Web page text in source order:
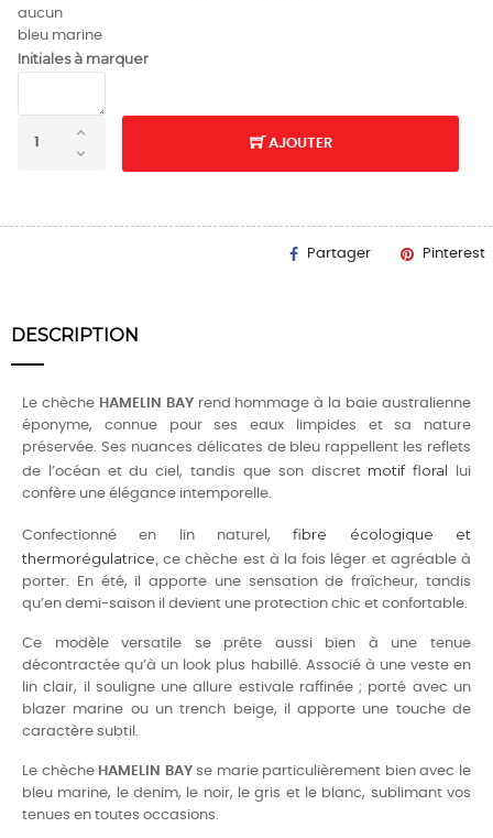
aucun
bleu marine
Initiales à marquer
AJOUTER
Partager Pinterest
DESCRIPTION
Le chèche HAMELIN BAYrend hommage à la baie australienne
éponyme, connue pour ses eaux limpides et sa nature
préservée. Ses nuances délicates de bleu rappellent les reflets
de l’océan et du ciel, tandis que son discret motif floral lui
confère une élégance intemporelle.
Confectionné en lin naturel,fibre écologique et
thermorégulatrice,
ce chèche est à la fois léger et agréable à
porter. En été, il apporte une sensation de fraîcheur, tandis
qu’en demi-saison il devient une protection chic et confortable.
Ce modèle versatile se prête aussi bien à une tenue
décontractée qu’à un look plus habillé. Associé à une veste en
lin clair, il souligne une allure estivale raffinée ; porté avec un
blazer marine ou un trench beige, il apporte une touche de
caractère subtil.
Le chèche HAMELIN BAYse marie particulièrement bien avec le
bleu marine, le denim, le noir, le gris et le blanc, sublimant vos
tenues en toutes occasions.